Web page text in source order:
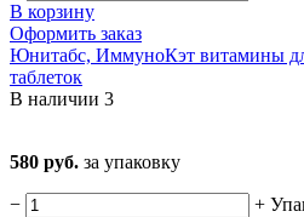
В корзину
Оформить заказ
Юнитабс, ИммуноКэт витамины
таблеток
В наличии 3
580 руб. за упаковку
− +